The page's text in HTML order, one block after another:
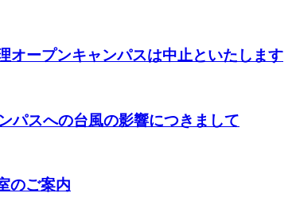
オープンキャンパスは中止といたします
パスへの台風の影響につきまして
のご案内